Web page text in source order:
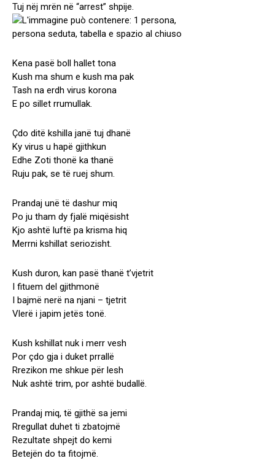
Tuj nëj mrën në “arrest” shpije.
Kena pasë boll hallet tona
Kush ma shum e kush ma pak
Tash na erdh virus korona
E po sillet rrumullak.
Çdo ditë kshilla janë tuj dhanë
Ky virus u hapë gjithkun
Edhe Zoti thonë ka thanë
Ruju pak, se të ruej shum.
Prandaj unë të dashur miq
Po ju tham dy fjalë miqësisht
Kjo ashtë luftë pa krisma hiq
Merrni kshillat seriozisht.
Kush duron, kan pasë thanë t’vjetrit
I fituem del gjithmonë
I bajmë nerë na njani – tjetrit
Vlerë i japim jetës tonë.
Kush kshillat nuk i merr vesh
Por çdo gja i duket prrallë
Rrezikon me shkue për lesh
Nuk ashtë trim, por ashtë budallë.
Prandaj miq, të gjithë sa jemi
Rregullat duhet ti zbatojmë
Rezultate shpejt do kemi
Betejën do ta fitojmë.